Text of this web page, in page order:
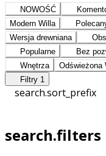
NOWOŚĆ
Modern Willa
Wersja drewniana
Popularne
Bez
Wnętrza
Odświeżona
Filtry 1
search.sort_prefix
search.filters